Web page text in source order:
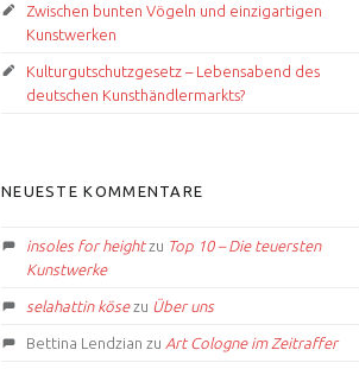
Zwischen bunten Vögeln und einzigartigen
Kunstwerken
Kulturgutschutzgesetz – Lebensabend des
deutschen Kunsthändlermarkts?
NEUESTE KOMMENTARE
insoles for heightzu Top 10 – Die teuersten
Kunstwerke
selahattin kösezu Über uns
Bettina Lendzian zu Art Cologne im Zeitraffer